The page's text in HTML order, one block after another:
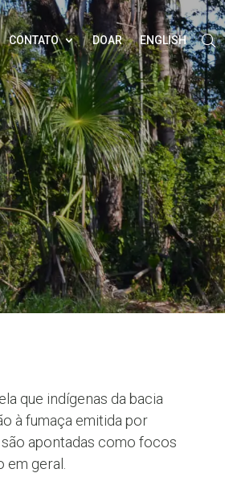
CONTATO DOAR ENGLISH
que indígenas da bacia
à fumaça emitida por
apontadas como focos
geral.